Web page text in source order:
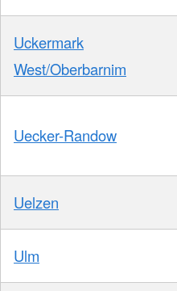
Uckermark
West/Oberbarnim
Uecker-Randow
Uelzen
Ulm